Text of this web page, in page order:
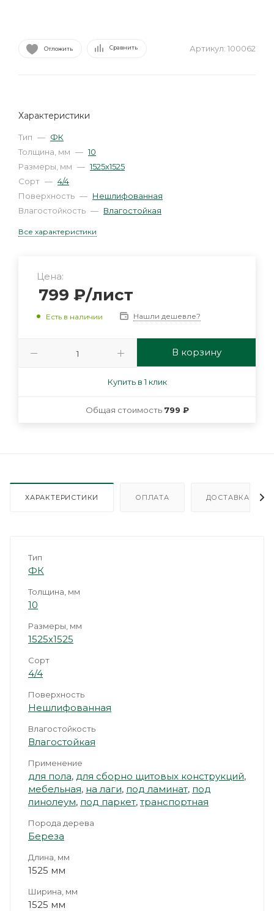
Отложить Сравнить Артикул: 100062
Характеристики
Тип — ФК
Толщина, мм — 10
Размеры, мм — 1525х1525
Сорт — 4/4
Поверхность — Нешлифованная
Влагостойкость — Влагостойкая
Все характеристики
Цена:
799 ₽/лист
Есть в наличии Нашли дешевле?
В корзину
Купить в 1 клик
Общая стоимость 799 ₽
ХАРАКТЕРИСТИКИ ОПЛАТА ДОСТАВКА
Тип
ФК
Толщина, мм
10
Размеры, мм
1525х1525
Сорт
4/4
Поверхность
Нешлифованная
Влагостойкость
Влагостойкая
Применение
для пола, для сборно щитовых конструкций,
мебельная, на лаги, под ламинат, под
линолеум, под паркет,транспортная
Порода дерева
Береза
Длина, мм
1525 мм
Ширина, мм
1525 мм